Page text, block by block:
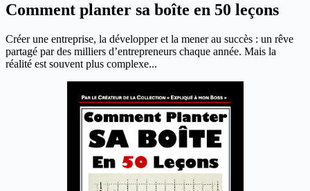
Comment planter sa boîte en 50 leçons
Créer une entreprise, la développer et la mener au succès : un rêve
partagé par des milliers d’entrepreneurs chaque année. Mais la
réalité est souvent plus complexe...